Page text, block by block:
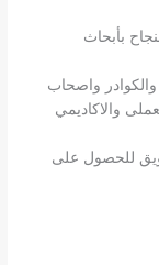
بأبحاث
واصحاب
والاكاديمي
للحصول على